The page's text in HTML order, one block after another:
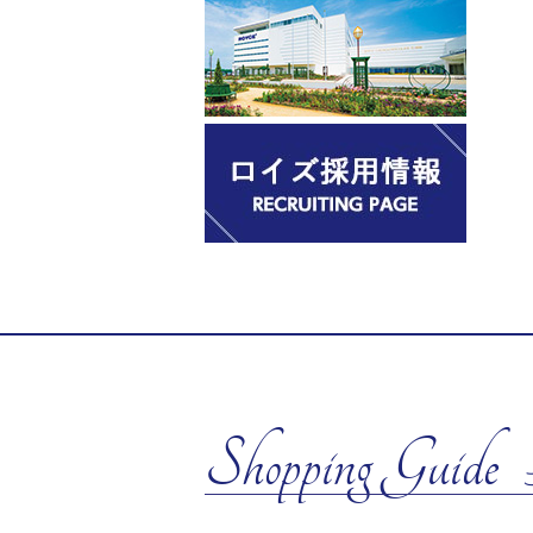
Shopping Guide